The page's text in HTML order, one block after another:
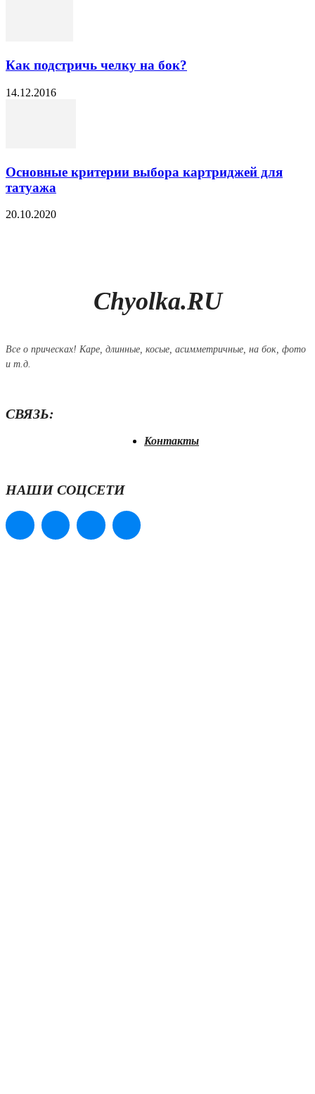
Как подстричь челку на бок?
14.12.2016
Основные критерии выбора картриджей для
татуажа
20.10.2020
Chyolka.RU
Все о прическах! Каре, длинные, косые, асимметричные, на бок, фото
и т.д.
СВЯЗЬ:
Контакты
НАШИ СОЦСЕТИ